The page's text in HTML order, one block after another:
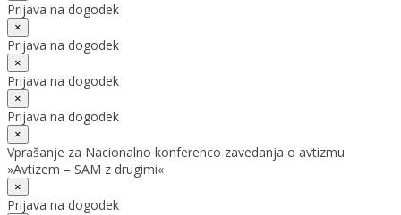
Prijava na dogodek
×
Prijava na dogodek
×
Prijava na dogodek
×
Prijava na dogodek
×
Vprašanje za Nacionalno konferenco zavedanja o avtizmu
»Avtizem – SAM z drugimi«
×
Prijava na dogodek